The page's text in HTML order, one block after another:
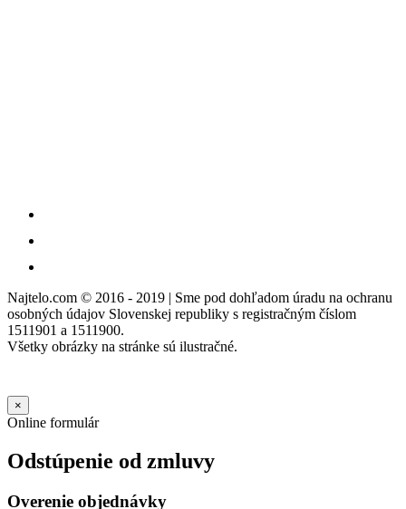
Najtelo.com © 2016 - 2019 | Sme pod dohľadom úradu na ochranu
osobných údajov Slovenskej republiky s registračným číslom
1511901 a 1511900.
Všetky obrázky na stránke sú ilustračné.
×
Online formulár
Odstúpenie od zmluvy
Overenie objednávky